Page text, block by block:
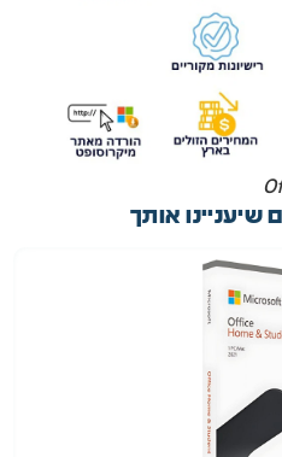
שיעניינו אותך